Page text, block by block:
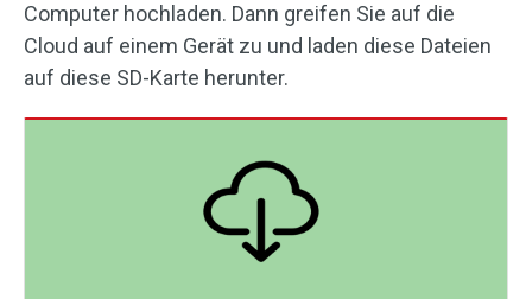
Computer hochladen. Dann greifen Sie auf die
Cloud auf einem Gerät zu und laden diese Dateien
auf diese SD-Karte herunter.